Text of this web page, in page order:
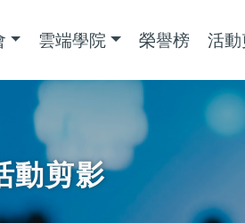
雲端學院 榮譽榜 活
動剪影